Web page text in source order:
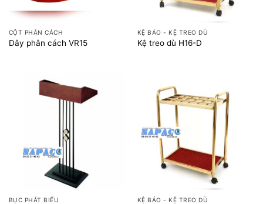
CỘT PHÂN CÁCH
Dây phân cách VR15
KỆ BÁO - KỆ TREO DÙ
Kệ treo dù H16-D
BỤC PHÁT BIỂU KỆ BÁO - KỆ TREO DÙ